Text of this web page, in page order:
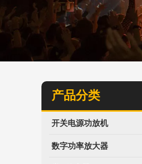
产品分类
开关电源功放机
数字功率放大器